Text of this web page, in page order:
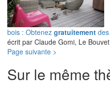
bois : Obtenez gratuitement
écrit par Claude Gomi, Le Bouvet
Page suivante >
Sur le même